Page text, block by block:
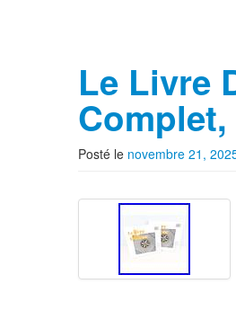
Le Livre
Posté le novembre 21,